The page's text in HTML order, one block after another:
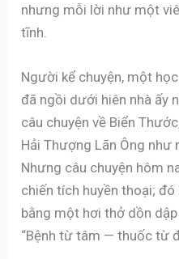
nhưng mỗi lời như một
tĩnh.
Người kể chuyện, một
đã ngồi dưới hiên nhà ấy
câu chuyện về Biển
Hải Thượng Lãn Ông như
Nhưng câu chuyện hôm
chiến tích huyền thoại;
bằng một hơi thở dồn
“Bệnh từ tâm — thuốc từ